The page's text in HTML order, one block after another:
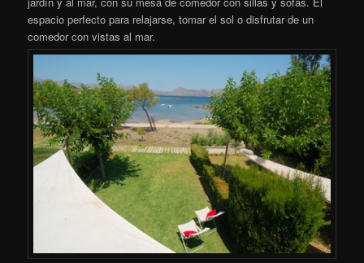
espacio perfecto para relajarse, tomar el sol o disfrutar de un
comedor con vistas al mar.